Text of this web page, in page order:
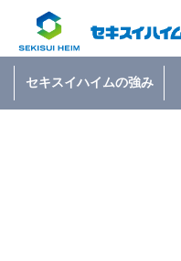
セキスイハイムの強み